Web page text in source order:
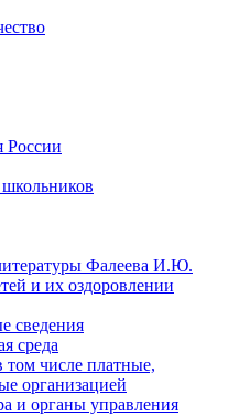
России
Фалеева И.Ю.
и их оздоровлении
сведения
среда
числе платные,
организацией
и органы управления